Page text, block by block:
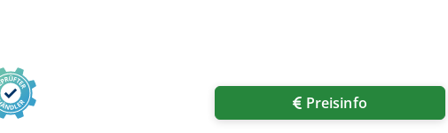
Öffnungsmaßen der beiden Pressbalken
während des Pressvorganges Arbeitshöhe/Beschickungshöhe: 300
Höhe min: 150 mm, max: 1400 mm Tiefe: 700 mm Dcjdpfx Akew
schnelles Positionieren der Pressbalken, gesteuert über automatische
5 / 10 / 25 mm/Sek. und Eilgang-Verfahrgeschwindigkeit
Verpressung von Sonderteilen Inkl. Satz Maschinenfüße für
Preisinfo